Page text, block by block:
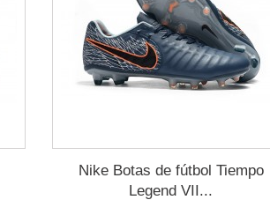
Nike Botas de fútbol Tiempo
Legend VII...